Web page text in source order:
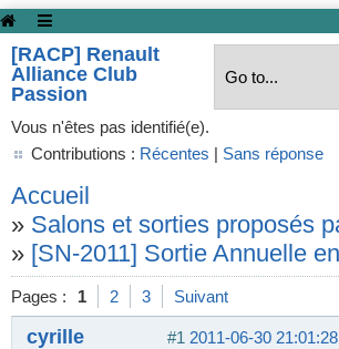
[RACP] Renault
Alliance Club
Passion
Vous n'êtes pas identifié(e).
Contributions : Récentes | Sans réponse
Accueil
» Salons et sorties proposés
» [SN-2011] Sortie Annuelle
Pages : 1 2 3 Suivant
#1 2011-06-30 21:01:28
cyrille